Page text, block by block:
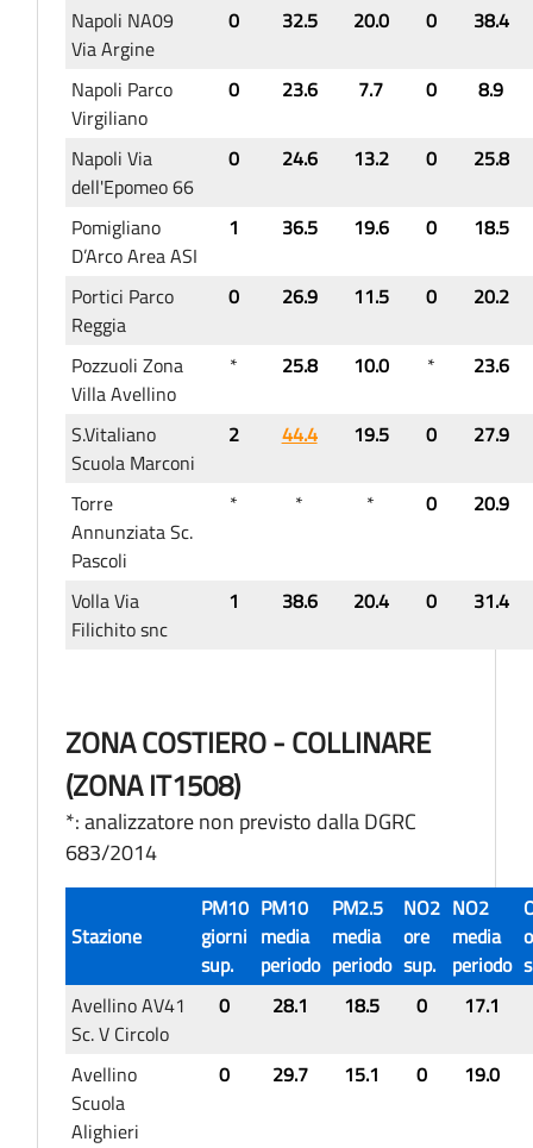
Napoli NA09
Via Argine
0 32.5 20.0 0 38.4
Napoli Parco
Virgiliano
0 23.6 7.7 0 8.9
Napoli Via
dell'Epomeo 66
0 24.6 13.2 0 25.8
Pomigliano
D’Arco Area ASI
1 36.5 19.6 0 18.5
Portici Parco
Reggia
0 26.9 11.5 0 20.2
Pozzuoli Zona
Villa Avellino
* 25.8 10.0 * 23.6
S.Vitaliano
Scuola Marconi
2 44.4 19.5 0 27.9
Torre
Annunziata Sc.
Pascoli
* * * 0 20.9
Volla Via
Filichito snc
1 38.6 20.4 0 31.4
ZONA COSTIERO - COLLINARE
(ZONA IT1508)
*: analizzatore non previsto dalla DGRC
683/2014
Stazione
PM10
giorni
sup.
PM10
media
periodo
PM2.5
media
periodo
NO2
ore
sup.
NO2
media
periodo
Avellino AV41
Sc. V Circolo
0 28.1 18.5 0 17.1
Avellino
Scuola
Alighieri
0 29.7 15.1 0 19.0